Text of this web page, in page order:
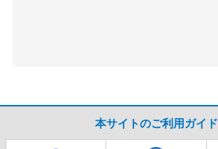
本サイトのご利用ガイド